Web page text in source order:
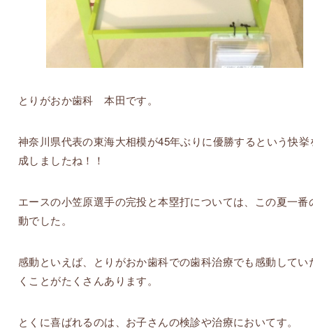
とりがおか歯科 本田です。
神奈川県代表の東海大相模が45年ぶりに優勝するという快挙
成しましたね！！
エースの小笠原選手の完投と本塁打については、この夏一番
動でした。
感動といえば、とりがおか歯科での歯科治療でも感動してい
くことがたくさんあります。
とくに喜ばれるのは、お子さんの検診や治療においてす。